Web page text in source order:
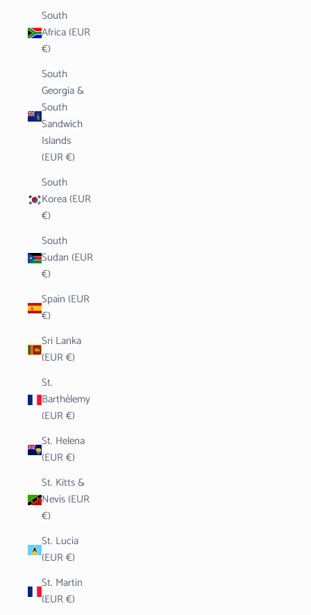
South
Africa (EUR
€)
South
Georgia &
South
Sandwich
Islands
(EUR €)
South
Korea (EUR
€)
South
Sudan (EUR
€)
Spain (EUR
€)
Sri Lanka
(EUR €)
St.
Barthélemy
(EUR €)
St. Helena
(EUR €)
St. Kitts &
Nevis (EUR
€)
St. Lucia
(EUR €)
St. Martin
(EUR €)